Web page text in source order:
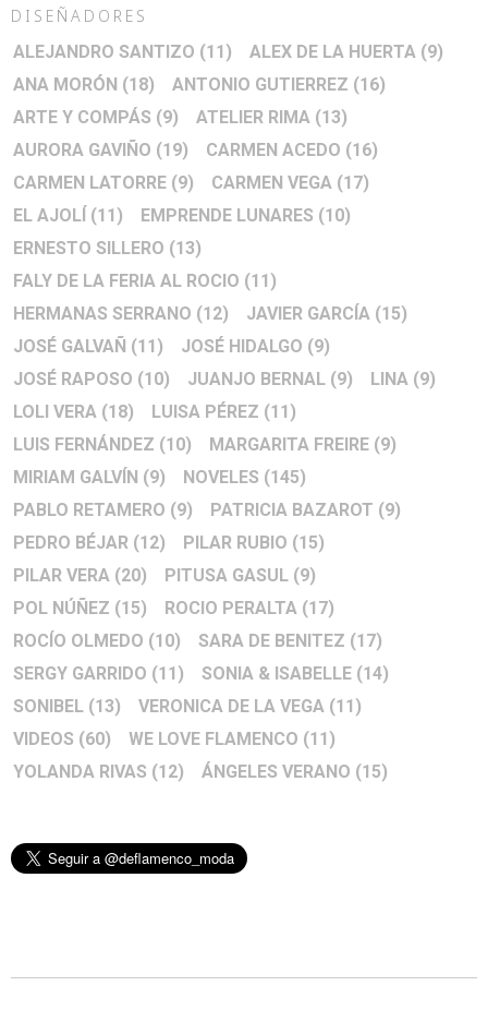
DISEÑADORES
ALEJANDRO SANTIZO (11) ALEX DE LA HUERTA (9)
ANA MORÓN (18) ANTONIO GUTIERREZ (16)
ARTE Y COMPÁS (9) ATELIER RIMA (13)
AURORA GAVIÑO (19) CARMEN ACEDO (16)
CARMEN LATORRE (9) CARMEN VEGA (17)
EL AJOLÍ (11) EMPRENDE LUNARES (10)
ERNESTO SILLERO (13)
FALY DE LA FERIA AL ROCIO (11)
HERMANAS SERRANO (12) JAVIER GARCÍA (15)
JOSÉ GALVAÑ (11) JOSÉ HIDALGO (9)
JOSÉ RAPOSO (10) JUANJO BERNAL (9) LINA (9)
LOLI VERA (18) LUISA PÉREZ (11)
LUIS FERNÁNDEZ (10) MARGARITA FREIRE (9)
MIRIAM GALVÍN (9) NOVELES (145)
PABLO RETAMERO (9) PATRICIA BAZAROT (9)
PEDRO BÉJAR (12) PILAR RUBIO (15)
PILAR VERA (20) PITUSA GASUL (9)
POL NÚÑEZ (15) ROCIO PERALTA (17)
ROCÍO OLMEDO (10) SARA DE BENITEZ (17)
SERGY GARRIDO (11) SONIA & ISABELLE (14)
SONIBEL (13) VERONICA DE LA VEGA (11)
VIDEOS (60) WE LOVE FLAMENCO (11)
YOLANDA RIVAS (12) ÁNGELES VERANO (15)